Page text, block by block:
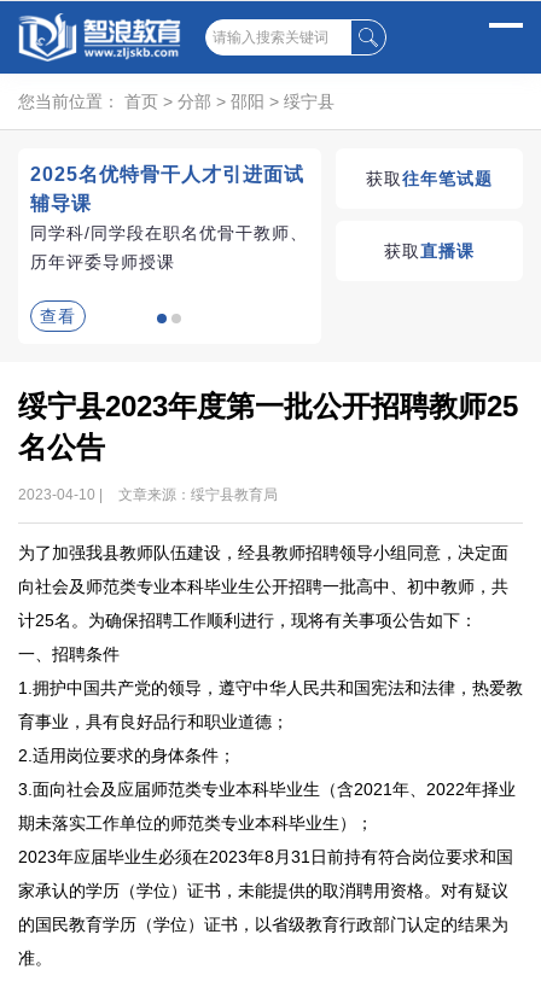
您当前位置： 首页 > 分部 > 邵阳 > 绥宁县
2025名优特骨干人才引进面试
辅导课
同学科/同学段在职名优骨干教师、
历年评委导师授课
查看
湖南教师招聘考试优
获取往年笔试题
获取直播课
绥宁县2023年度第一批公开招聘教师25
名公告
2023-04-10 | 文章来源：绥宁县教育局
为了加强我县教师队伍建设，经县教师招聘领导小组同意，决定面
向社会及师范类专业本科毕业生公开招聘一批高中、初中教师，共
计25名。为确保招聘工作顺利进行，现将有关事项公告如下：
一、招聘条件
1.拥护中国共产党的领导，遵守中华人民共和国宪法和法律，热爱教
育事业，具有良好品行和职业道德；
2.适用岗位要求的身体条件；
3.面向社会及应届师范类专业本科毕业生（含2021年、2022年择业
期未落实工作单位的师范类专业本科毕业生）；
2023年应届毕业生必须在2023年8月31日前持有符合岗位要求和国
家承认的学历（学位）证书，未能提供的取消聘用资格。对有疑议
的国民教育学历（学位）证书，以省级教育行政部门认定的结果为
准。